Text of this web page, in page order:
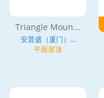
Triangle Moun...
安普盛（厦门）...
平面屋顶